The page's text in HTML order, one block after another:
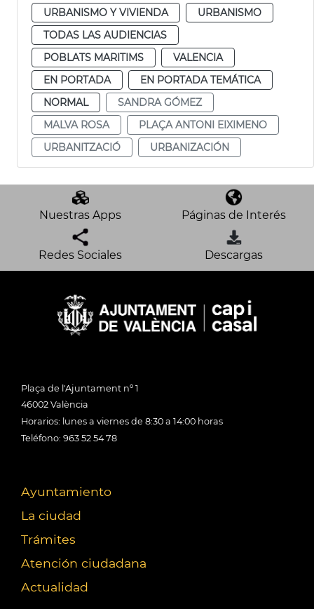
URBANISMO Y VIVIENDA
URBANISMO
TODAS LAS AUDIENCIAS
POBLATS MARITIMS
VALENCIA
EN PORTADA
EN PORTADA TEMÁTICA
NORMAL
SANDRA GÓMEZ
MALVA ROSA
PLAÇA ANTONI EIXIMENO
URBANITZACIÓ
URBANIZACIÓN
Nuestras Apps Páginas de Interés
Redes Sociales Descargas
Plaça de l'Ajuntament nº 1
46002 València
Horarios: lunes a viernes de 8:30 a 14:00 horas
Teléfono: 963 52 54 78
Ayuntamiento
La ciudad
Trámites
Atención ciudadana
Actualidad